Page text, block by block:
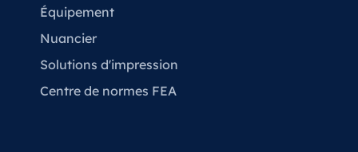
Équipement
Nuancier
Solutions d'impression
Centre de normes FEA